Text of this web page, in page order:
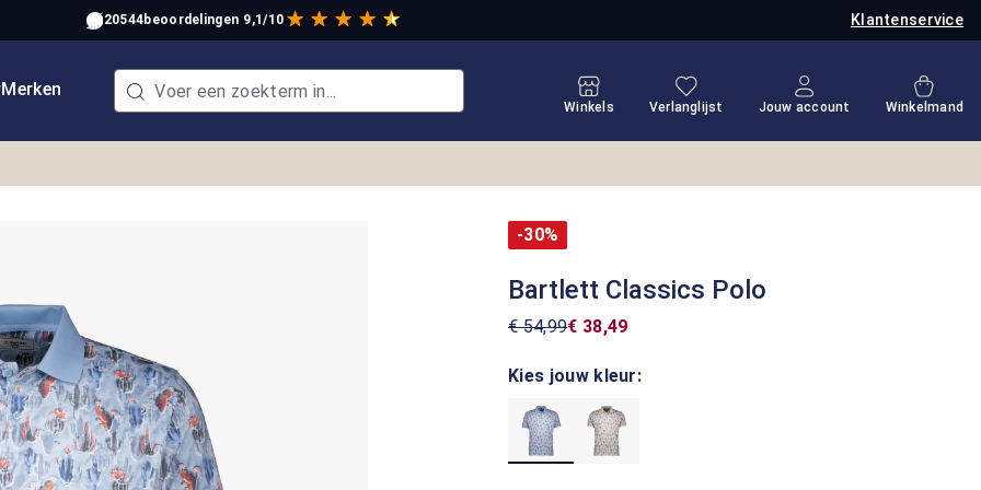
Klantenservice
20544beoordelingen 9,1/10
Merken
Winkels
Je hebt 0 items op je verlanglijstje
Verlanglijst Jouw account Winkelmand
-30%
Bartlett Classics Polo
€ 54,99€ 38,49
Kies jouw kleur: